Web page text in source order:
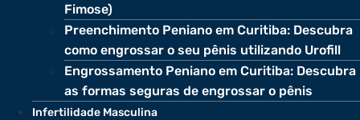
Fimose)
Preenchimento Peniano em Curitiba: Descubra
como engrossar o seu pênis utilizando Urofill
Engrossamento Peniano em Curitiba: Descubra
as formas seguras de engrossar o pênis
Infertilidade Masculina